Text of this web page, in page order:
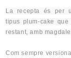
La recepta és per
tipus plum-cake que
restant, amb
Com sempre